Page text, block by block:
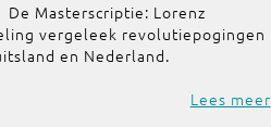
De Masterscriptie: Lorenz
vergeleek revolutiepogingen
en Nederland.
Lees meer